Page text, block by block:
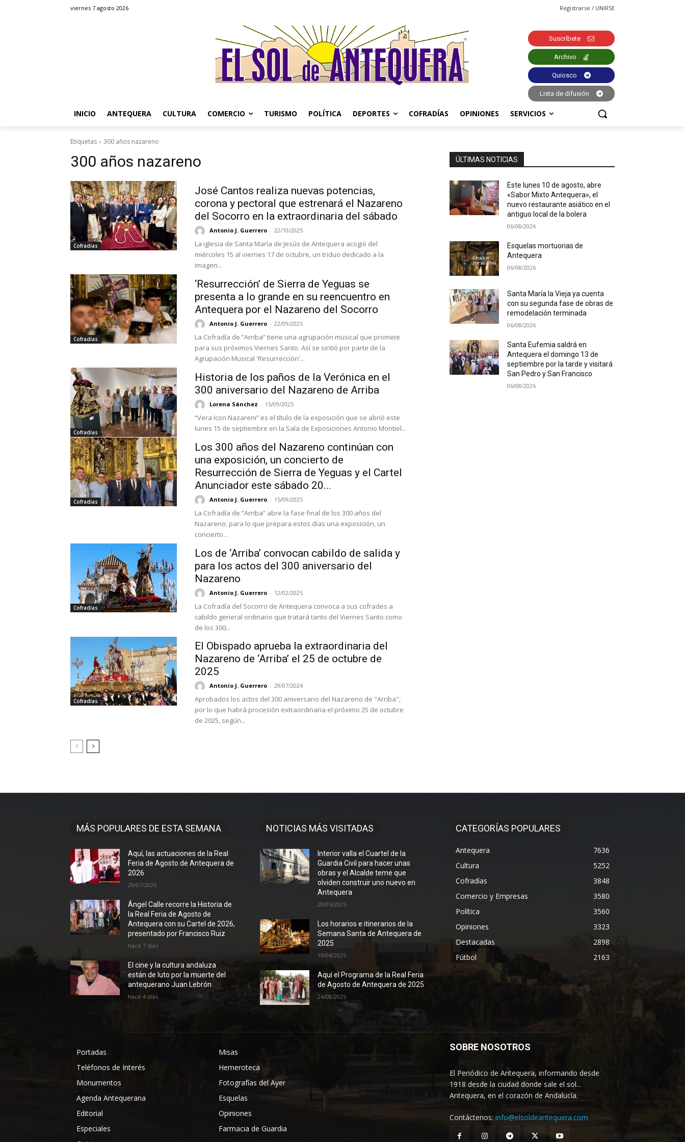
viernes 7 agosto 2026 Registrarse / UNIRSE
Suscríbete
Archivo
Quiosco
Lista de difusión
INICIO ANTEQUERA CULTURA COMERCIO TURISMO POLÍTICA DEPORTES COFRADÍAS OPINIONES SERVICIOS
Etiquetas 300 años nazareno
300 años nazareno
Cofradías
José Cantos realiza nuevas potencias,
corona y pectoral que estrenará el Nazareno
del Socorro en la extraordinaria del sábado
Antonio J. Guerrero - 22/10/2025
La iglesia de Santa María de Jesús de Antequera acogió del
miércoles 15 al viernes 17 de octubre, un triduo dedicado a la
imagen...
Cofradías
‘Resurrección’ de Sierra de Yeguas se
presenta a lo grande en su reencuentro en
Antequera por el Nazareno del Socorro
Antonio J. Guerrero - 22/09/2025
La Cofradía de “Arriba” tiene una agrupación musical que promete
para sus próximos Viernes Santo. Así se sintió por parte de la
Agrupación Musical 'Resurrección'...
Cofradías
Historia de los paños de la Verónica en el
300 aniversario del Nazareno de Arriba
Lorena Sánchez - 15/09/2025
“Vera Icon Nazareni” es el título de la exposición que se abrió este
lunes 15 de septiembre en la Sala de Exposiciones Antonio Montiel...
Cofradías
Los 300 años del Nazareno continúan con
una exposición, un concierto de
Resurrección de Sierra de Yeguas y el Cartel
Anunciador este sábado 20...
Antonio J. Guerrero - 15/09/2025
La Cofradía de “Arriba” abre la fase final de los 300 años del
Nazareno, para lo que prepara estos días una exposición, un
concierto...
Cofradías
Los de ‘Arriba’ convocan cabildo de salida y
para los actos del 300 aniversario del
Nazareno
Antonio J. Guerrero - 12/02/2025
La Cofradía del Socorro de Antequera convoca a sus cofrades a
cabildo general ordinario que tratará tanto del Viernes Santo como
de los 300...
Cofradías
El Obispado aprueba la extraordinaria del
Nazareno de ‘Arriba’ el 25 de octubre de
2025
Antonio J. Guerrero - 29/07/2024
Aprobados los actos del 300 aniversario del Nazareno de "Arriba",
por lo que habrá procesión extraordinaria el próximo 25 de octubre
de 2025, según...
ÚLTIMAS NOTICIAS
Este lunes 10 de agosto, abre
«Sabor Mixto Antequera», el
nuevo restaurante asiático en el
antiguo local de la bolera
06/08/2026
Esquelas mortuorias de
Antequera
06/08/2026
Santa María la Vieja ya cuenta
con su segunda fase de obras de
remodelación terminada
06/08/2026
Santa Eufemia saldrá en
Antequera el domingo 13 de
septiembre por la tarde y visitará
San Pedro y San Francisco
06/08/2026
MÁS POPULARES DE ESTA SEMANA
Aquí, las actuaciones de la Real
Feria de Agosto de Antequera de
2026
29/07/2026
Ángel Calle recorre la Historia de
la Real Feria de Agosto de
Antequera con su Cartel de 2026,
presentado por Francisco Ruiz
hace 7 días
El cine y la cultura andaluza
están de luto por la muerte del
antequerano Juan Lebrón
hace 4 días
NOTICIAS MÁS VISITADAS
Interior valla el Cuartel de la
Guardia Civil para hacer unas
obras y el Alcalde teme que
olviden construir uno nuevo en
Antequera
28/05/2025
Los horarios e itinerarios de la
Semana Santa de Antequera de
2025
19/04/2025
Aquí el Programa de la Real Feria
de Agosto de Antequera de 2025
24/08/2025
CATEGORÍAS POPULARES
Antequera
7636
Cultura
5252
Cofradías
3848
Comercio y Empresas
3580
Política
3560
Opiniones
3323
Destacadas
2898
Fútbol
2163
Portadas
Teléfonos de Interés
Monumentos
Agenda Antequerana
Editorial
Especiales
Misas
Hemeroteca
Fotografías del Ayer
Esquelas
Opiniones
Farmacia de Guardia
SOBRE NOSOTROS
El Periódico de Antequera, informando desde
1918 desde la ciudad donde sale el sol...
Antequera, en el corazón de Andalucía.
Contáctenos: info@elsoldeantequera.com